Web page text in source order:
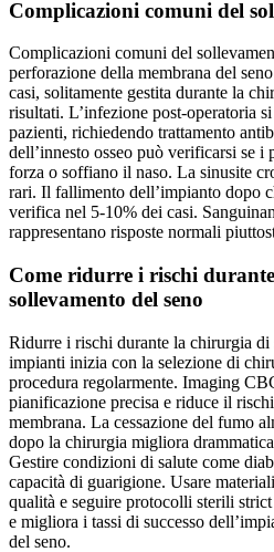
Complicazioni comuni del
Complicazioni comuni del
perforazione della membrana del
casi, solitamente gestita durante la
risultati. L’infezione post-operatoria
pazienti, richiedendo trattamento
dell’innesto osseo può verificarsi se i
forza o soffiano il naso. La sinusite
rari. Il fallimento dell’impianto dopo
verifica nel 5-10% dei casi.
rappresentano risposte normali
Come ridurre i rischi
sollevamento del seno
Ridurre i rischi durante la chirurgia di
impianti inizia con la selezione di
procedura regolarmente. Imaging
pianificazione precisa e riduce il
membrana. La cessazione del fumo
dopo la chirurgia migliora
Gestire condizioni di salute come
capacità di guarigione. Usare
qualità e seguire protocolli sterili
e migliora i tassi di successo
del seno.